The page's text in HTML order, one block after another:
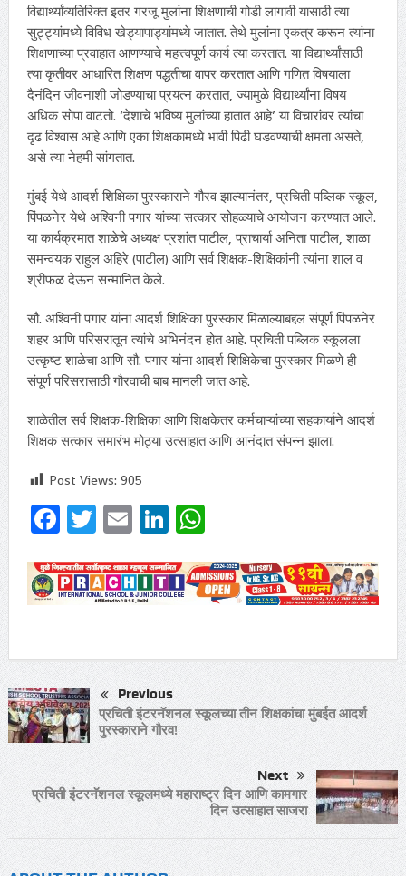
विद्यार्थ्यांव्यतिरिक्त इतर गरजू मुलांना शिक्षणाची गोडी लागावी यासाठी त्या
सुट्ट्यांमध्ये विविध खेड्यापाड्यांमध्ये जातात. तेथे मुलांना एकत्र करून त्यांना
शिक्षणाच्या प्रवाहात आणण्याचे महत्त्वपूर्ण कार्य त्या करतात. या विद्यार्थ्यांसाठी
त्या कृतीवर आधारित शिक्षण पद्धतीचा वापर करतात आणि गणित विषयाला
दैनंदिन जीवनाशी जोडण्याचा प्रयत्न करतात, ज्यामुळे विद्यार्थ्यांना विषय
अधिक सोपा वाटतो. ‘देशाचे भविष्य मुलांच्या हातात आहे’ या विचारांवर त्यांचा
दृढ विश्वास आहे आणि एका शिक्षकामध्ये भावी पिढी घडवण्याची क्षमता असते,
असे त्या नेहमी सांगतात.
मुंबई येथे आदर्श शिक्षिका पुरस्काराने गौरव झाल्यानंतर, प्रचिती पब्लिक स्कूल,
पिंपळनेर येथे अश्विनी पगार यांच्या सत्कार सोहळ्याचे आयोजन करण्यात आले.
या कार्यक्रमात शाळेचे अध्यक्ष प्रशांत पाटील, प्राचार्या अनिता पाटील, शाळा
समन्वयक राहुल अहिरे (पाटील) आणि सर्व शिक्षक-शिक्षिकांनी त्यांना शाल व
श्रीफळ देऊन सन्मानित केले.
सौ. अश्विनी पगार यांना आदर्श शिक्षिका पुरस्कार मिळाल्याबद्दल संपूर्ण पिंपळनेर
शहर आणि परिसरातून त्यांचे अभिनंदन होत आहे. प्रचिती पब्लिक स्कूलला
उत्कृष्ट शाळेचा आणि सौ. पगार यांना आदर्श शिक्षिकेचा पुरस्कार मिळणे ही
संपूर्ण परिसरासाठी गौरवाची बाब मानली जात आहे.
शाळेतील सर्व शिक्षक-शिक्षिका आणि शिक्षकेतर कर्मचाऱ्यांच्या सहकार्याने आदर्श
शिक्षक सत्कार समारंभ मोठ्या उत्साहात आणि आनंदात संपन्न झाला.
Post Views: 905
Facebook
Twitter
EmailLinkedIn
WhatsApp
Previous
प्रचिती इंटरनॅशनल स्कूलच्या तीन शिक्षकांचा मुंबईत आदर्श
पुरस्काराने गौरव!
Next
प्रचिती इंटरनॅशनल स्कूलमध्ये महाराष्ट्र दिन आणि कामगार
दिन उत्साहात साजरा